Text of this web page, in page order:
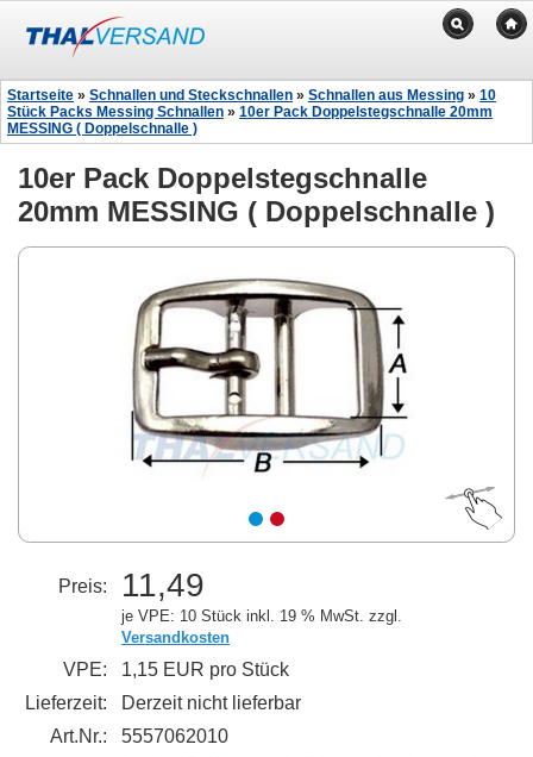
Startseite » Schnallen und Steckschnallen » Schnallen aus Messing » 10
Stück Packs Messing Schnallen » 10er Pack Doppelstegschnalle 20mm
MESSING ( Doppelschnalle )
10er Pack Doppelstegschnalle
20mm MESSING ( Doppelschnalle )
Preis: 11,49
je VPE: 10 Stück inkl. 19 % MwSt. zzgl.
Versandkosten
VPE:
1,15 EUR pro Stück
Lieferzeit:
Derzeit nicht lieferbar
Art.Nr.:
5557062010